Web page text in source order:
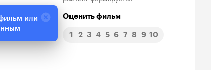
Оценить фильм
1 2 3 4 5 6 7 8 9 10
или